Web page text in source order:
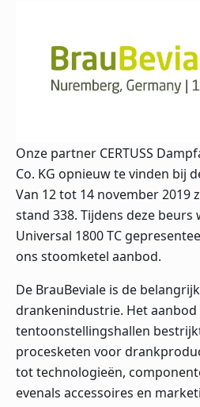
Onze partner CERTUSS
Co. KG opnieuw te vinden bij
Van 12 tot 14 november 2019
stand 338. Tijdens deze beurs
Universal 1800 TC
ons stoomketel aanbod.
De BrauBeviale is de
drankenindustrie. Het aanbod
tentoonstellingshallen
procesketen voor
tot technologieën,
evenals accessoires en